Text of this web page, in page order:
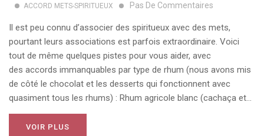
ACCORD METS-SPIRITUEUX
Pas De Commentaires
Il est peu connu d’associer des spiritueux avec des mets,
pourtant leurs associations est parfois extraordinaire. Voici
tout de même quelques pistes pour vous aider, avec
des accords immanquables par type de rhum (nous avons mis
de côté le chocolat et les desserts qui fonctionnent avec
quasiment tous les rhums) : Rhum agricole blanc (cachaça et...
VOIR PLUS